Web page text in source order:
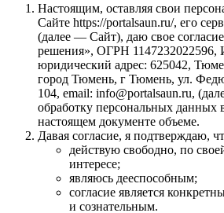
Настоящим, оставляя свои
Сайте https://portalsaun.ru/, его
(далее — Сайт), даю свое
решения», ОГРН 1147232022596,
юридический адрес: 625042,
город Тюмень, г Тюмень, ул.
104, email: info@portalsaun.ru,
обработку персональных данных
настоящем документе объеме.
Давая согласие, я подтверждаю,
действую свободно, по
интересе;
являюсь дееспособным;
согласие является
и сознательным.